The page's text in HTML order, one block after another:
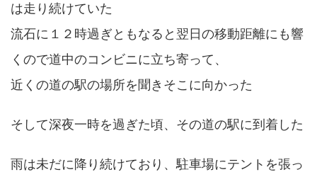
は走り続けていた
流石に１２時過ぎともなると翌日の移動距離にも響
くので道中のコンビニに立ち寄って、
近くの道の駅の場所を聞きそこに向かった
そして深夜一時を過ぎた頃、その道の駅に到着した
雨は未だに降り続けており、駐車場にテントを張っ